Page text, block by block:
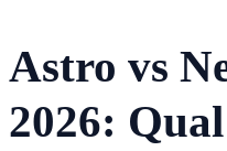
Astro vs
2026: